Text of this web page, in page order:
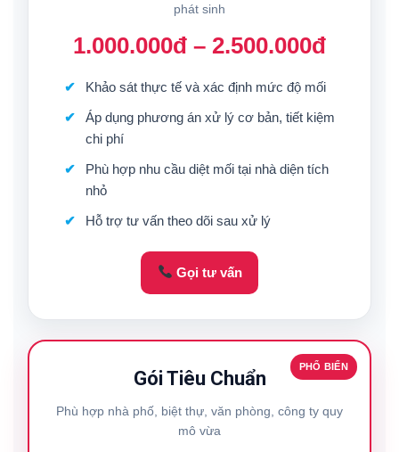
phát sinh
1.000.000đ – 2.500.000đ
Khảo sát thực tế và xác định mức độ mối
Áp dụng phương án xử lý cơ bản, tiết kiệm
chi phí
Phù hợp nhu cầu diệt mối tại nhà diện tích
nhỏ
Hỗ trợ tư vấn theo dõi sau xử lý
Gọi tư vấn
PHỔ BIẾN
Gói Tiêu Chuẩn
Phù hợp nhà phố, biệt thự, văn phòng, công ty quy
mô vừa